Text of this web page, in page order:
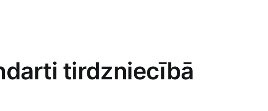
tirdzniecībā